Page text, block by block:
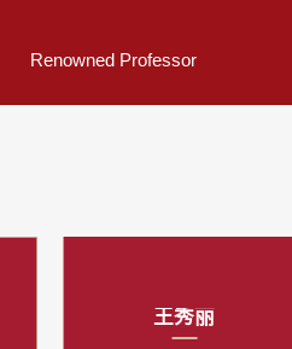
Renowned Professor
王秀丽